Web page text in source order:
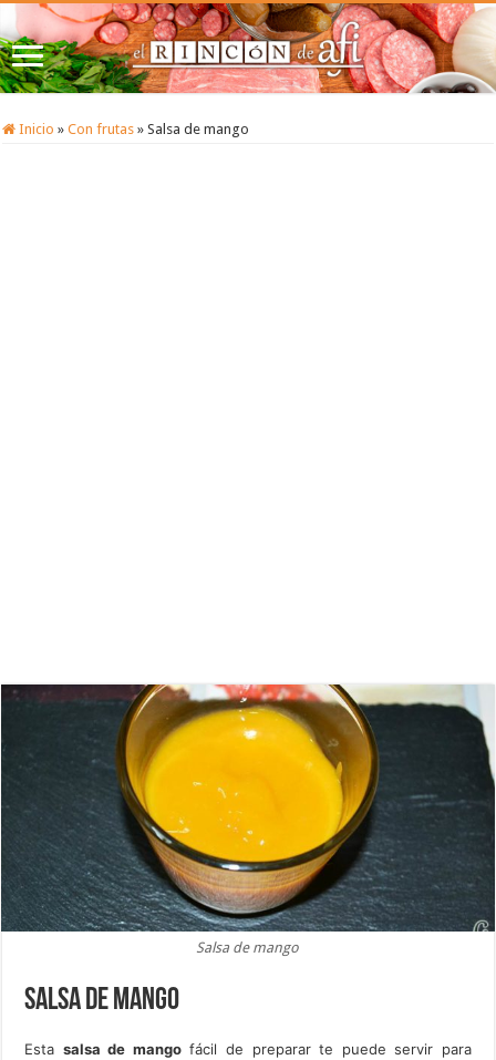
Inicio » Con frutas » Salsa de mango
Salsa de mango
Salsa de mango
Esta salsa de mangofácil de preparar te puede servir para